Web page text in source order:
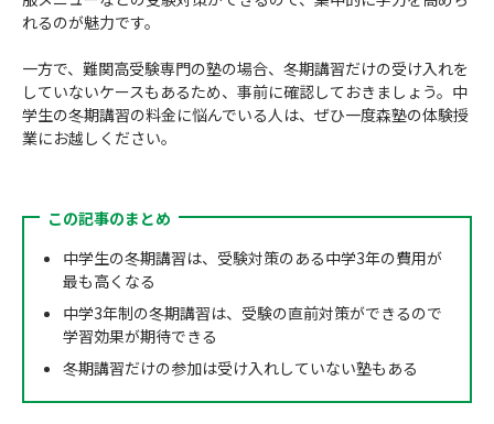
れるのが魅力です。
一方で、難関高受験専門の塾の場合、冬期講習だけの受け入れを
していないケースもあるため、事前に確認しておきましょう。中
学生の冬期講習の料金に悩んでいる人は、ぜひ一度森塾の体験授
業にお越しください。
この記事のまとめ
中学生の冬期講習は、受験対策のある中学3年の費用が
最も高くなる
中学3年制の冬期講習は、受験の直前対策ができるので
学習効果が期待できる
冬期講習だけの参加は受け入れしていない塾もある